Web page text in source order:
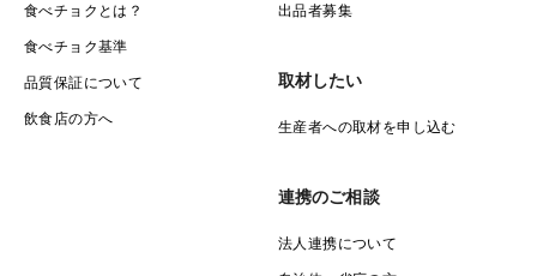
食べチョクとは？
食べチョク基準
品質保証について
飲食店の方へ
出品者募集
取材したい
生産者への取材を申し込む
連携のご相談
法人連携について